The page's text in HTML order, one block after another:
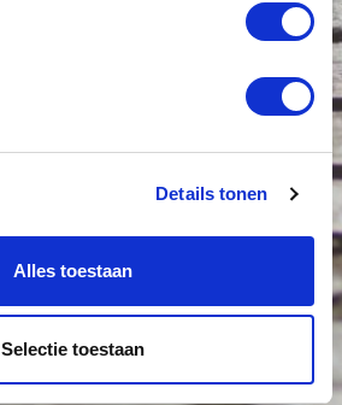
Details tonen
Alles toestaan
Selectie toestaan